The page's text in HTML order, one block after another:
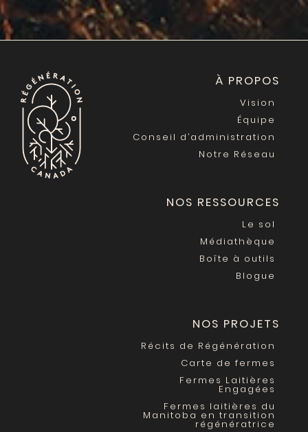
À PROPOS
Vision
Équipe
Conseil d’administration
Notre Réseau
NOS RESSOURCES
Le sol
Médiathèque
Boîte à outils
Blogue
NOS PROJETS
Récits de Régénération
Carte de fermes
Fermes Laitières
Engagées
Fermes laitières du
Manitoba en transition
régénératrice